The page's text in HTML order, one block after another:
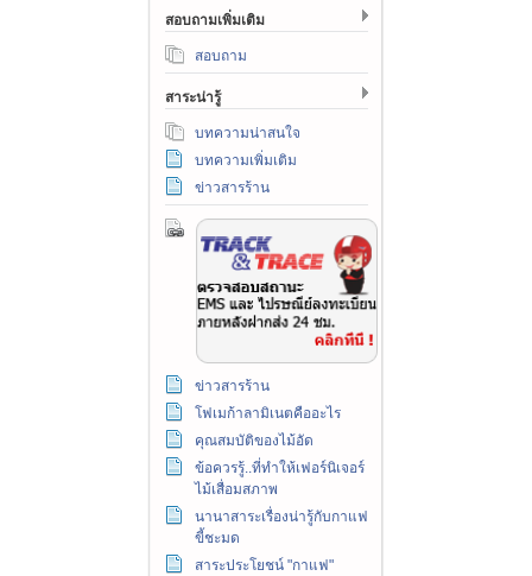
สอบถามเพิ่มเติม
สอบถาม
สาระน่ารู้
บทความน่าสนใจ
บทความเพิ่มเติม
ข่าวสารร้าน
ข่าวสารร้าน
โฟเมก้าลามิเนตคืออะไร
คุณสมบัติของไม้อัด
ข้อควรรู้..ที่ทำให้เฟอร์นิเจอร์
ไม้เสื่อมสภาพ
นานาสาระเรื่องน่ารู้กับกาแฟ
ขี้ชะมด
สาระประโยชน์ "กาแฟ"